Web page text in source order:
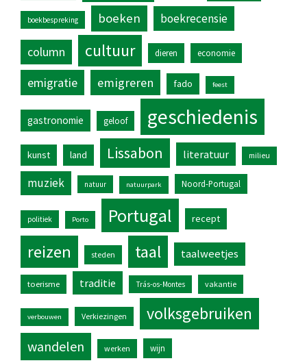
boekbespreking boeken boekrecensie
column cultuur dieren economie
emigratie emigreren fado feest
gastronomie geloof geschiedenis
kunst land Lissabon literatuur milieu
muziek natuur natuurpark Noord-Portugal
politiek Porto Portugal recept
reizen steden taal taalweetjes
toerisme traditie Trás-os-Montes vakantie
verbouwen Verkiezingen volksgebruiken
wandelen werken wijn